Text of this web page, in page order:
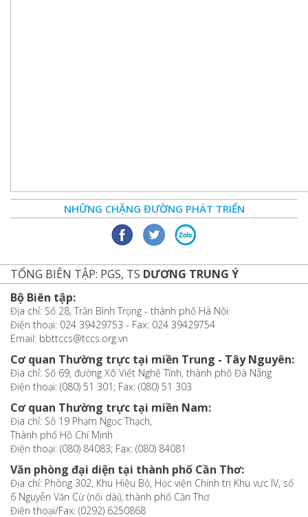
NHỮNG CHẶNG ĐƯỜNG PHÁT TRIỂN
TỔNG BIÊN TẬP: PGS, TS DƯƠNG TRUNG Ý
Bộ Biên tập:
Địa chỉ: Số 28, Trần Bình Trọng - thành phố Hà Nội
Điện thoại: 024 39429753 - Fax: 024 39429754
Email: bbttccs@tccs.org.vn
Cơ quan Thường trực tại miền Trung - Tây Nguyên:
Địa chỉ: Số 69, đường Xô Viết Nghệ Tĩnh, thành phố Đà Nẵng
Điện thoại: (080) 51 301; Fax: (080) 51 303
Cơ quan Thường trực tại miền Nam:
Địa chỉ: Số 19 Phạm Ngọc Thạch,
Thành phố Hồ Chí Minh
Điện thoại: (080) 84083; Fax: (080) 84081
Văn phòng đại diện tại thành phố Cần Thơ:
Địa chỉ: Phòng 302, Khu Hiệu Bộ, Học viện Chính trị Khu vực IV, số
6 Nguyễn Văn Cừ (nối dài), thành phố Cần Thơ
Điện thoại/Fax: (0292) 6250868